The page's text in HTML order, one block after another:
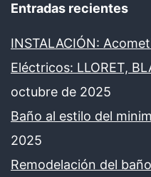
Entradas recientes
INSTALACIÓN:
Eléctricos: LLORET,
octubre de 2025
Baño al estilo del
2025
Remodelación del